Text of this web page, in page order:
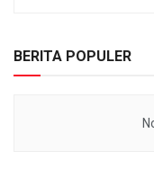
BERITA POPULER